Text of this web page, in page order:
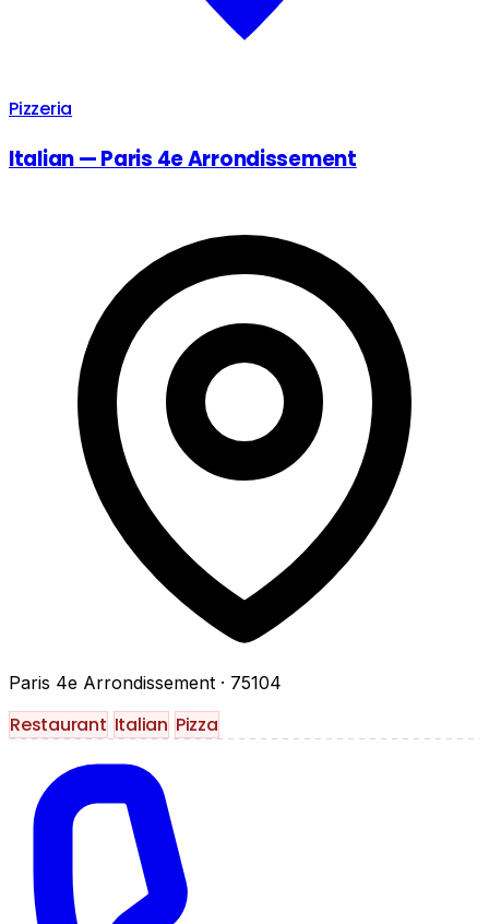
Pizzeria
Italian — Paris 4e Arrondissement
Paris 4e Arrondissement · 75104
Restaurant Italian Pizza